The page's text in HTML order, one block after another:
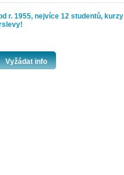
r. 1955, nejvíce 12 studentů, kurzy
Vyžádat info